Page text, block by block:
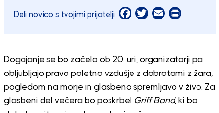
Deli novico s tvojimi prijatelji Facebook
Twitter
EmailPrint
Dogajanje se bo začelo ob 20. uri, organizatorji pa
obljubljajo pravo poletno vzdušje z dobrotami z žara,
pogledom na morje in glasbeno spremljavo v živo. Za
glasbeni del večera bo poskrbel
Griff Band, ki bo